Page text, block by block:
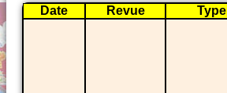
Date Revue Type